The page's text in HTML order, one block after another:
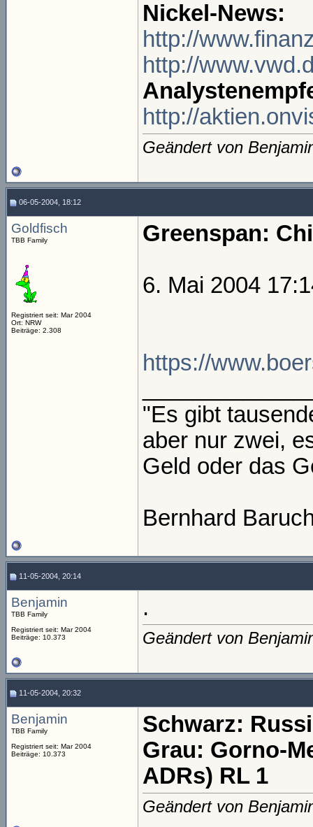
Nickel-News:
http://
http://
http://
Geändert von
06-05-2004, 18:12
Goldfisch
TBB Family
Registriert seit: Mar 2004
Ort: NRW
Beiträge: 2.308
Greenspan:
6. Mai 2004
https://
"Es gibt
aber nur zwei,
Geld oder das
Bernhard
11-05-2004, 20:14
Benjamin
TBB Family
Registriert seit: Mar 2004
Beiträge: 10.373
.
Geändert von
11-05-2004, 20:32
Benjamin
TBB Family
Registriert seit: Mar 2004
Beiträge: 10.373
Schwarz:
Grau: Gorno-
ADRs) RL 1
Geändert von